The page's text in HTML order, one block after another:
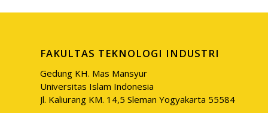
FAKULTAS TEKNOLOGI INDUSTRI
Gedung KH. Mas Mansyur
Universitas Islam Indonesia
Jl. Kaliurang KM. 14,5 Sleman Yogyakarta 55584